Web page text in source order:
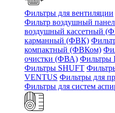
Фильтры для вентиляции
Фильтр воздушный
воздушный кассетный
карманный (ФВК)
компактный (ФВКом)
очистки (ФВА) Фильтры
Фильтры SHUFT
VENTUS Фильтры для
Фильтры для систем